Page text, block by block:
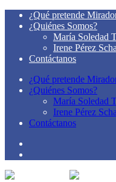
¿Qué pretende
¿Quiénes Somos?
María Soledad
Irene Pérez
Contáctanos
¿Qué pretende
¿Quiénes Somos?
María Soledad
Irene Pérez
Contáctanos